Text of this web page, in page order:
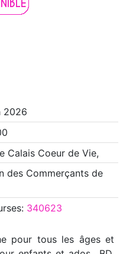
2026
Calais Coeur de Vie,
des Commerçants de
: 340623
pour tous les âges et